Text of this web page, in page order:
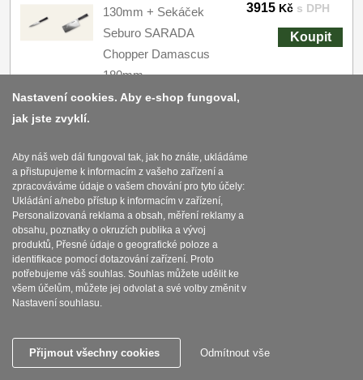
130mm + Sekáček
Seburo SARADA
Chopper Damascus
180mm
SKLADEM
3915 Kč s DPH
Koupit
(vykosťovací,
univerzální) nůž Seburo
SUBAJA Damascus
130mm + Šéfkuchařský
nůž Seburo SUBAJA
Damascus 250mm
SKLADEM
AKCE 1+1 Honesuki
(vykosťovací,
Nastavení cookies. Aby e-shop fungoval,
jak jste zvyklí.
Aby náš web dál fungoval tak, jak ho znáte, ukládáme
a přistupujeme k informacím z vašeho zařízení a
zpracováváme údaje o vašem chování pro tyto účely:
Ukládání a/nebo přístup k informacím v zařízení,
Personalizovaná reklama a obsah, měření reklamy a
obsahu, poznatky o okruzích publika a vývoj
produktů, Přesné údaje o geografické poloze a
identifikace pomocí dotazování zařízení. Proto
potřebujeme váš souhlas. Souhlas můžete udělit ke
všem účelům, můžete jej odvolat a své volby změnit v
Nastavení souhlasu.
Přijmout všechny cookies Odmítnout vše